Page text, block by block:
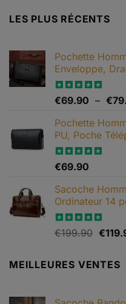
plusieurs
variations.
options
peuvent
choisies
sur
page
du
produit
LES PLUS RÉCENTS
Pochette
Enveloppe,
Note5.00
€69.90 – €
Pochette
PU, Poche
Note4.67
€69.90
Sacoche
Ordinateur 14
Note5.00
€199.90 Le
initial
était :
€
MEILLEURES VENTES